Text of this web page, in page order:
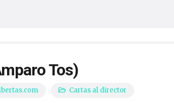
Tos)
Cartas al director